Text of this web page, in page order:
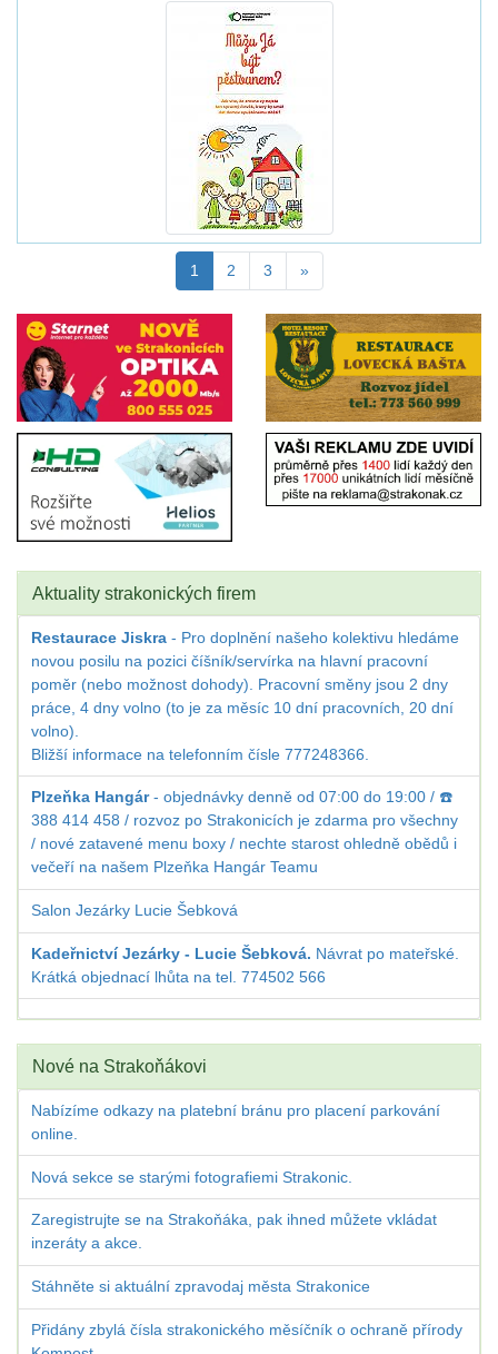
1 2 3 »
Aktuality strakonických firem
Restaurace Jiskra - Pro doplnění našeho kolektivu hledáme
novou posilu na pozici číšník/servírka na hlavní pracovní
poměr (nebo možnost dohody). Pracovní směny jsou 2 dny
práce, 4 dny volno (to je za měsíc 10 dní pracovních, 20 dní
volno).
Bližší informace na telefonním čísle 777248366.
Plzeňka Hangár- objednávky denně od 07:00 do 19:00 / ☎️
388 414 458 / rozvoz po Strakonicích je zdarma pro všechny
/ nové zatavené menu boxy / nechte starost ohledně obědů i
večeří na našem Plzeňka Hangár Teamu
Salon Jezárky Lucie Šebková
Kadeřnictví Jezárky - Lucie Šebková. Návrat po mateřské.
Krátká objednací lhůta na tel. 774502 566
Nové na Strakoňákovi
Nabízíme odkazy na platební bránu pro placení parkování
online.
Nová sekce se starými fotografiemi Strakonic.
Zaregistrujte se na Strakoňáka, pak ihned můžete vkládat
inzeráty a akce.
Stáhněte si aktuální zpravodaj města Strakonice
Přidány zbylá čísla strakonického měsíčník o ochraně přírody